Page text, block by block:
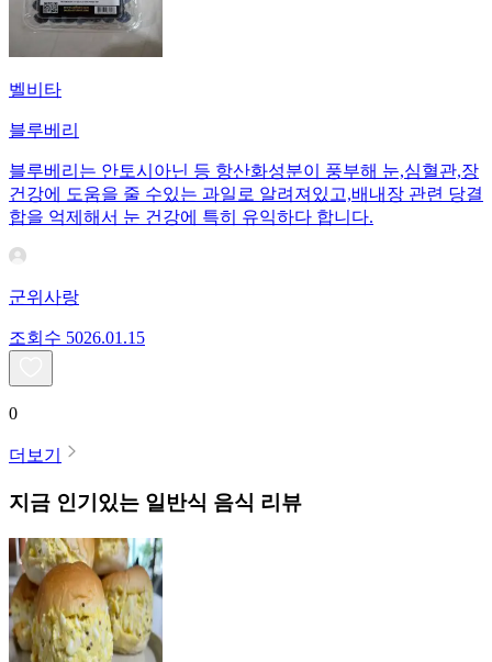
벨비타
블루베리
블루베리는 안토시아닌 등 항산화성분이 풍부해 눈,심혈관,장
건강에 도움을 줄 수있는 과일로 알려져있고,배내장 관련 당결
합을 억제해서 눈 건강에 특히 유익하다 합니다.
군위사랑
조회수 5026.01.15
0
더보기
지금 인기있는 일반식 음식 리뷰